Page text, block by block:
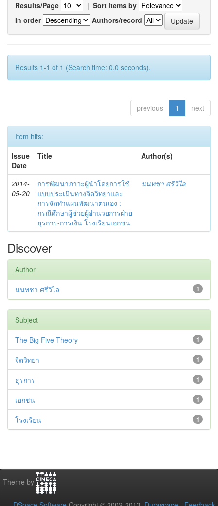
Results/Page | Sort items by
In order
Authors/record
Results 1-1 of 1 (Search time: 0.0 seconds).
previous 1 next
Item hits:
Issue
Date
Title Author(s)
2014-
05-20
การพัฒนาภาวะผู้นำโดยการใช้
แบบประเมินทางจิตวิทยาและ
การจัดทำแผนพัฒนาตนเอง :
กรณีศึกษาผู้ช่วยผู้อำนวยการฝ่าย
ธุรการ-การเงิน โรงเรียนเอกชน
นนทชา ศรีวิไล
Discover
Author
1
นนทชา ศรีวิไล
Subject
1
The Big Five Theory
1
จิตวิทยา
1
ธุรการ
1
เอกชน
1
โรงเรียน
Theme by